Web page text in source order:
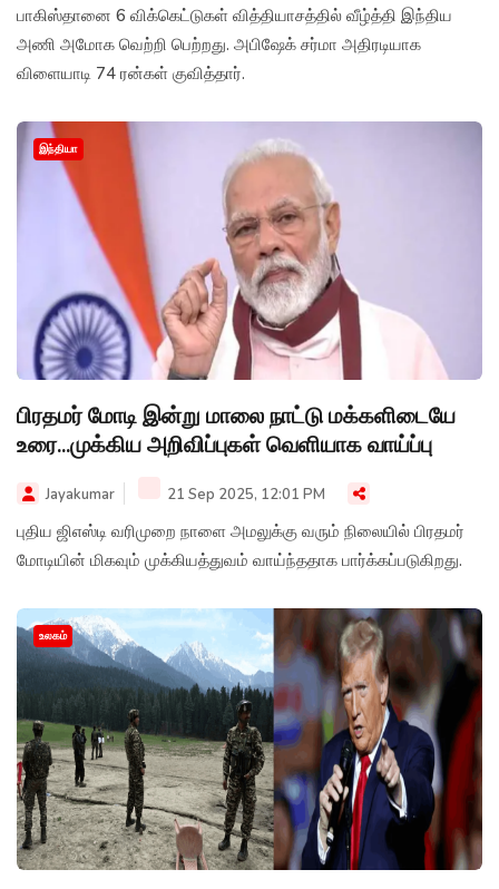
பாகிஸ்தானை 6 விக்கெட்டுகள் வித்தியாசத்தில் வீழ்த்தி இந்திய
அணி அமோக வெற்றி பெற்றது. அபிஷேக் சர்மா அதிரடியாக
விளையாடி 74 ரன்கள் குவித்தார்.
இந்தியா
பிரதமர் மோடி இன்று மாலை நாட்டு மக்களிடையே
உரை...முக்கிய அறிவிப்புகள் வெளியாக வாய்ப்பு
Jayakumar 21 Sep 2025, 12:01 PM
புதிய ஜிஎஸ்டி வரிமுறை நாளை அமலுக்கு வரும் நிலையில் பிரதமர்
மோடியின் மிகவும் முக்கியத்துவம் வாய்ந்ததாக பார்க்கப்படுகிறது.
உலகம்